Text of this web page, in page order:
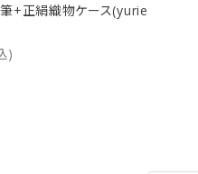
+正絹織物ケース(yurie
)